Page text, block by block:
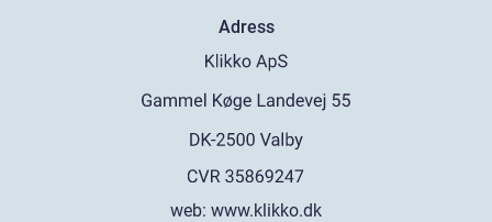
Adress
web: www.klikko.dk